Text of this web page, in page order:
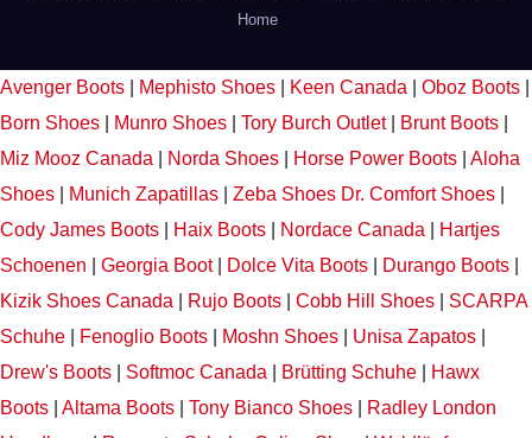
Home
Avenger Boots Mephisto Shoes Keen Canada Oboz Boots
Born Shoes
Munro Shoes Tory Burch Outlet Brunt Boots
Miz Mooz Canada
Norda Shoes Horse Power Boots
Aloha
Shoes
Munich Zapatillas Zeba Shoes Dr. Comfort Shoes
Cody James Boots
Haix Boots Nordace Canada
Hartjes
Schoenen
Georgia Boot| Dolce Vita Boots Durango Boots
Kizik Shoes Canada
Rujo Boots Cobb Hill Shoes
SCARPA
Schuhe
Fenoglio Boots Moshn Shoes Unisa Zapatos
Drew's Boots
Softmoc Canada Brütting Schuhe
Hawx
Boots
Altama Boots Tony Bianco Shoes
Radley London